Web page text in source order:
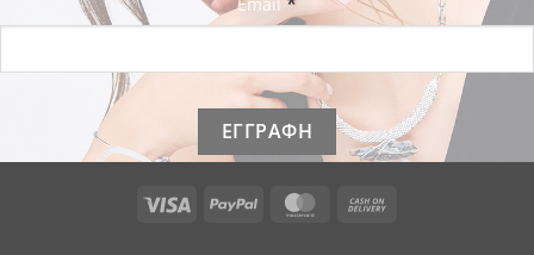
Visa PayPal MasterCard